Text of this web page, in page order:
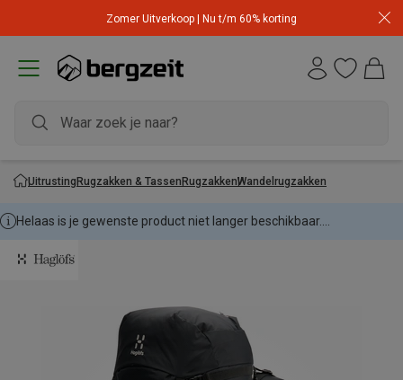
Zomer Uitverkoop | Nu t/m 60% korting
UitrustingRugzakken & TassenRugzakkenWandelrugzakken
Helaas is je gewenste product niet langer beschikbaar....